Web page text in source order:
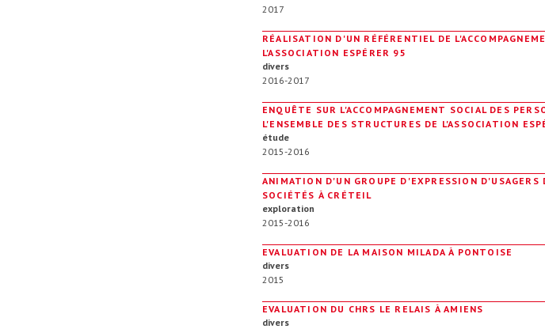
2017
RÉALISATION D'UN RÉFÉRENTIEL DE
L'ASSOCIATION ESPÉRER 95
divers
2016-2017
ENQUÊTE SUR L'ACCOMPAGNEMENT SOCIAL DES
L'ENSEMBLE DES STRUCTURES DE L'ASSOCIATION
étude
2015-2016
ANIMATION D'UN GROUPE D'EXPRESSION D'USAGERS
SOCIÉTÉS À CRÉTEIL
exploration
2015-2016
EVALUATION DE LA MAISON MILADA À PONTOISE
divers
2015
EVALUATION DU CHRS LE RELAIS À AMIENS
divers